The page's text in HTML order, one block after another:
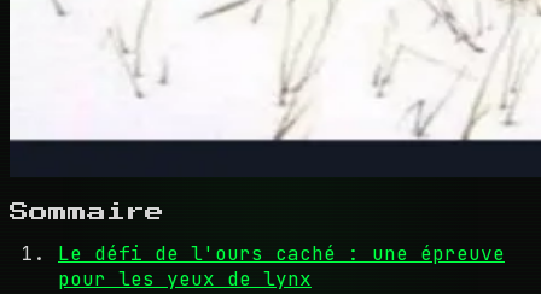
Sommaire
Le défi de l'ours caché : une épreuve
pour les yeux de lynx